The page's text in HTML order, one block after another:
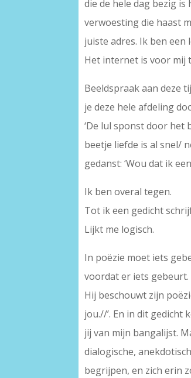
die de hele dag bezig
verwoesting die haast
juiste adres. Ik ben
Het internet is voor mij
Beeldspraak aan deze
je deze hele afdeling
‘De lul sponst door het
beetje liefde is al snel/
gedanst: ‘Wou dat ik
Ik ben overal tegen.
Tot ik een gedicht
Lijkt me logisch.
In poëzie moet iets
voordat er iets gebeurt.
Hij beschouwt zijn
jou.//’. En in dit
jij van mijn bangalijst.
dialogische,
begrijpen, en zich erin